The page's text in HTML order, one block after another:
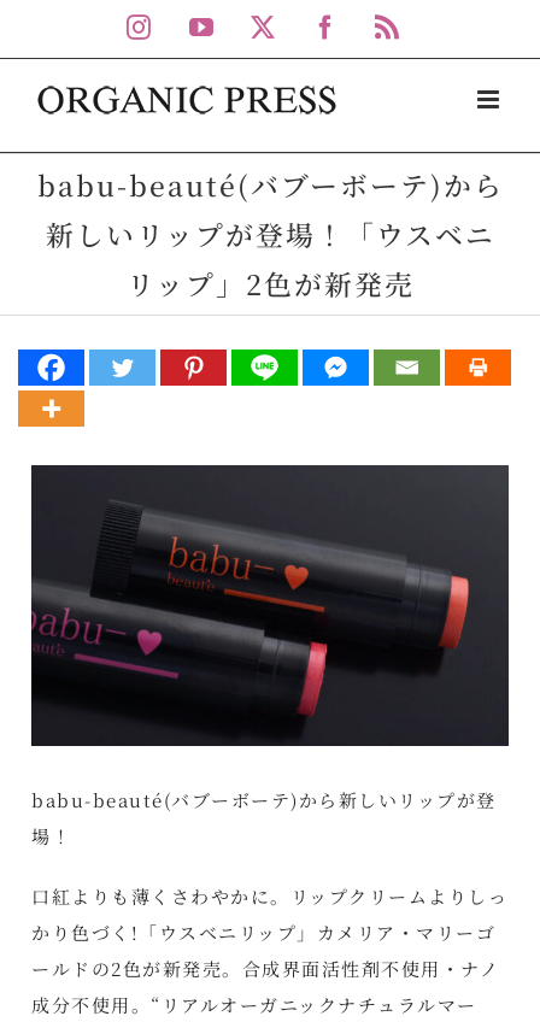
to
content
Instagram
YouTube Facebook
babu-beauté(バブーボーテ)から
新しいリップが登場！「ウスベニ
リップ」2色が新発売
babu-beauté(バブーボーテ)から新しいリップが登
場！
口紅よりも薄くさわやかに。リップクリームよりしっ
かり色づく!「ウスベニリップ」カメリア・マリーゴ
ールドの2色が新発売。合成界面活性剤不使用・ナノ
成分不使用。“リアルオーガニックナチュラルマー